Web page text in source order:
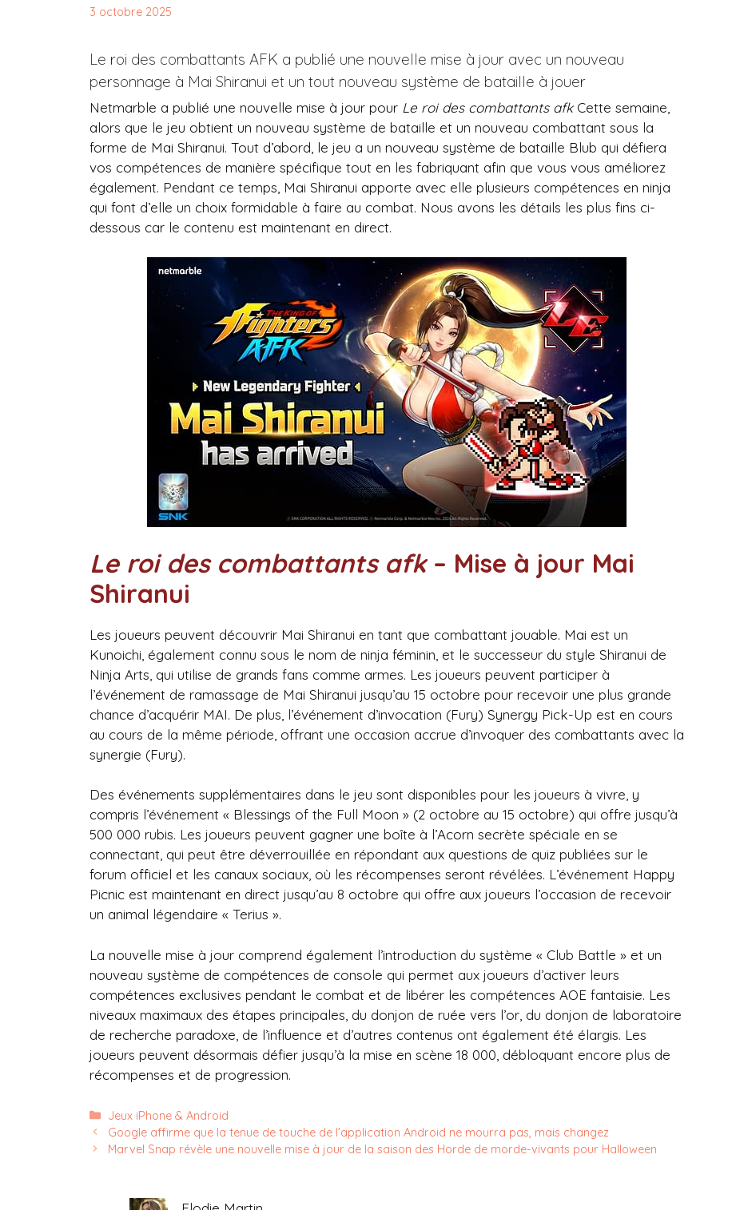
3 octobre 2025
Le roi des combattants AFK a publié une nouvelle mise à jour avec un nouveau
personnage à Mai Shiranui et un tout nouveau système de bataille à jouer
Netmarble a publié une nouvelle mise à jour pour Le roi des combattants afkCette semaine,
alors que le jeu obtient un nouveau système de bataille et un nouveau combattant sous la
forme de Mai Shiranui. Tout d’abord, le jeu a un nouveau système de bataille Blub qui défiera
vos compétences de manière spécifique tout en les fabriquant afin que vous vous améliorez
également. Pendant ce temps, Mai Shiranui apporte avec elle plusieurs compétences en ninja
qui font d’elle un choix formidable à faire au combat. Nous avons les détails les plus fins ci-
dessous car le contenu est maintenant en direct.
Le roi des combattants afk– Mise à jour Mai
Shiranui
Les joueurs peuvent découvrir Mai Shiranui en tant que combattant jouable. Mai est un
Kunoichi, également connu sous le nom de ninja féminin, et le successeur du style Shiranui de
Ninja Arts, qui utilise de grands fans comme armes. Les joueurs peuvent participer à
l’événement de ramassage de Mai Shiranui jusqu’au 15 octobre pour recevoir une plus grande
chance d’acquérir MAI. De plus, l’événement d’invocation (Fury) Synergy Pick-Up est en cours
au cours de la même période, offrant une occasion accrue d’invoquer des combattants avec la
synergie (Fury).
Des événements supplémentaires dans le jeu sont disponibles pour les joueurs à vivre, y
compris l’événement « Blessings of the Full Moon » (2 octobre au 15 octobre) qui offre jusqu’à
500 000 rubis. Les joueurs peuvent gagner une boîte à l’Acorn secrète spéciale en se
connectant, qui peut être déverrouillée en répondant aux questions de quiz publiées sur le
forum officiel et les canaux sociaux, où les récompenses seront révélées. L’événement Happy
Picnic est maintenant en direct jusqu’au 8 octobre qui offre aux joueurs l’occasion de recevoir
un animal légendaire « Terius ».
La nouvelle mise à jour comprend également l’introduction du système « Club Battle » et un
nouveau système de compétences de console qui permet aux joueurs d’activer leurs
compétences exclusives pendant le combat et de libérer les compétences AOE fantaisie. Les
niveaux maximaux des étapes principales, du donjon de ruée vers l’or, du donjon de laboratoire
de recherche paradoxe, de l’influence et d’autres contenus ont également été élargis. Les
joueurs peuvent désormais défier jusqu’à la mise en scène 18 000, débloquant encore plus de
récompenses et de progression.
Catégories
Jeux iPhone & Android
Google affirme que la tenue de touche de l’application Android ne mourra pas, mais changez
Marvel Snap révèle une nouvelle mise à jour de la saison des Horde de morde-vivants pour Halloween